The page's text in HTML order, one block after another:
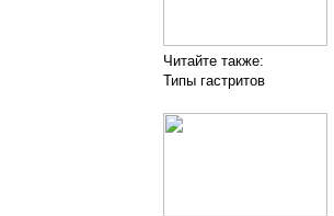
Читайте также:
Типы гастритов